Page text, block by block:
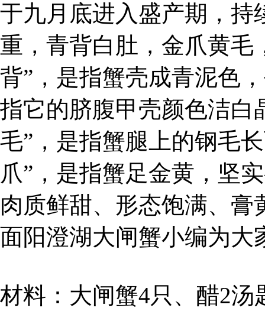
于九月底进入盛产期，持
重，青背白肚，金爪黄毛
背”，是指蟹壳成青泥色
指它的脐腹甲壳颜色洁白
毛”，是指蟹腿上的钢毛
爪”，是指蟹足金黄，坚
肉质鲜甜、形态饱满、
面阳澄湖大闸蟹小编为大
材料：大闸蟹4只、醋2汤